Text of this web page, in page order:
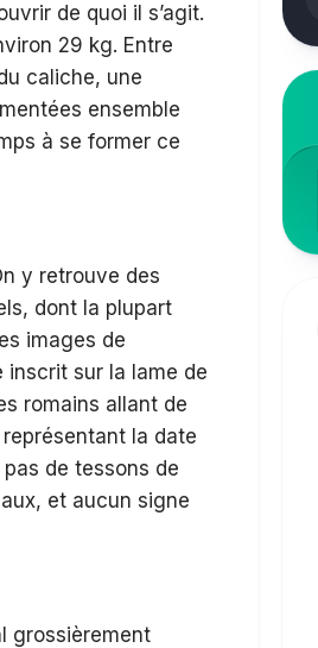
de quoi il s’agit.
29 kg. Entre
caliche, une
ensemble
à se former ce
y retrouve des
dont la plupart
images de
sur la lame de
romains allant de
la date
de tessons de
et aucun signe
grossièrement